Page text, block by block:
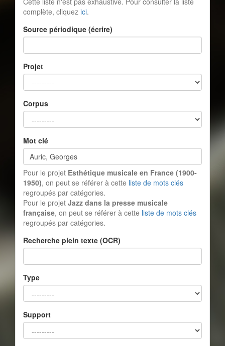
complète, cliquez ici.
Source périodique (écrire)
Projet
Corpus
Mot clé
Pour le projet Esthétique musicale en France (1900-
1950), on peut se référer à cette liste de mots clés
regroupés par catégories.
Pour le projet Jazz dans la presse musicale
française, on peut se référer à cette liste de mots clés
regroupés par catégories.
Recherche plein texte (OCR)
Type
Support